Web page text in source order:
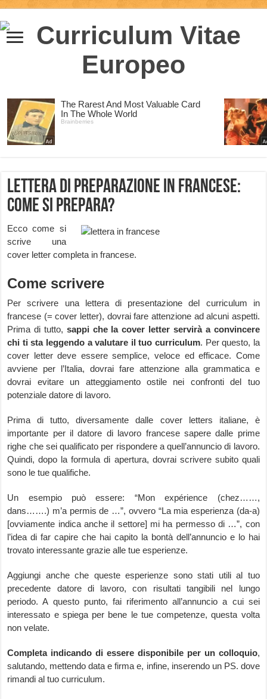
Lettera di preparazione in Francese:
come si prepara?
Ecco come si
scrive una
cover letter completa in francese.
Come scrivere
Per scrivere una lettera di presentazione del curriculum in
francese (= cover letter), dovrai fare attenzione ad alcuni aspetti.
Prima di tutto, sappi che la cover letter servirà a convincere
chi ti sta leggendo a valutare il tuo curriculum. Per questo, la
cover letter deve essere semplice, veloce ed efficace. Come
avviene per l’Italia, dovrai fare attenzione alla grammatica e
dovrai evitare un atteggiamento ostile nei confronti del tuo
potenziale datore di lavoro.
Prima di tutto, diversamente dalle cover letters italiane, è
importante per il datore di lavoro francese sapere dalle prime
righe che sei qualificato per rispondere a quell’annuncio di lavoro.
Quindi, dopo la formula di apertura, dovrai scrivere subito quali
sono le tue qualifiche.
Un esempio può essere: “Mon expérience (chez……,
dans…….) m’a permis de …”, ovvero “La mia esperienza (da-a)
[ovviamente indica anche il settore] mi ha permesso di …”, con
l’idea di far capire che hai capito la bontà dell’annuncio e lo hai
trovato interessante grazie alle tue esperienze.
Aggiungi anche che queste esperienze sono stati utili al tuo
precedente datore di lavoro, con risultati tangibili nel lungo
periodo. A questo punto, fai riferimento all’annuncio a cui sei
interessato e spiega per bene le tue competenze, questa volta
non velate.
Completa indicando di essere disponibile per un colloquio,
salutando, mettendo data e firma e, infine, inserendo un PS. dove
rimandi al tuo curriculum.